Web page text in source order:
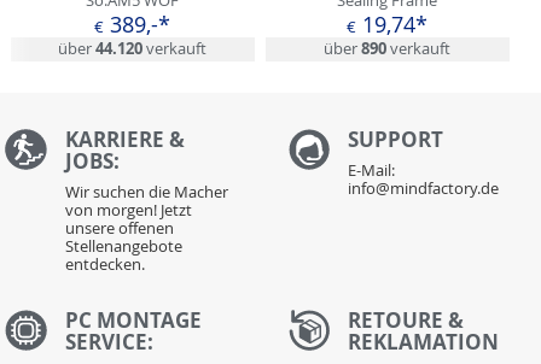
€ 389,-*
über44.120verkauft
€ 19,74*
über890verkauft
KARRIERE &
JOBS:
Wir suchen die Macher
von morgen! Jetzt
unsere offenen
Stellenangebote
entdecken.
SUPPORT
E-Mail:
info@mindfactory.de
PC MONTAGE
SERVICE:
RETOURE &
REKLAMATION